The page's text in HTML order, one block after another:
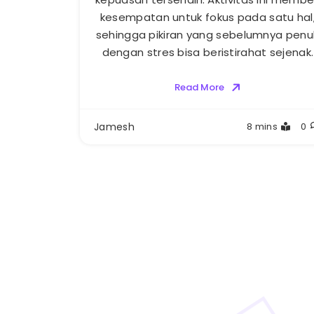
kesempatan untuk fokus pada satu
sehingga pikiran yang sebelumnya
dengan stres bisa beristirahat sejenak.
Read More
Jamesh 8 mins 0